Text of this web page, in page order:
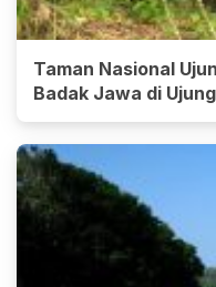
Taman Nasional
Badak Jawa di